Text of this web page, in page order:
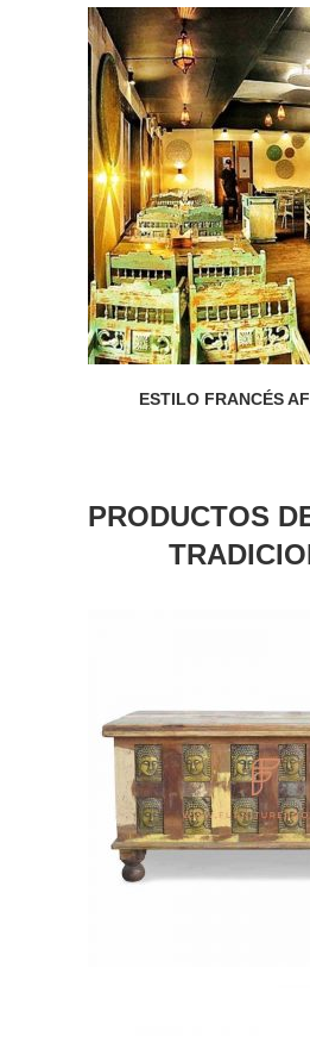
ESTILO FRANCÉS
PRODUCTOS